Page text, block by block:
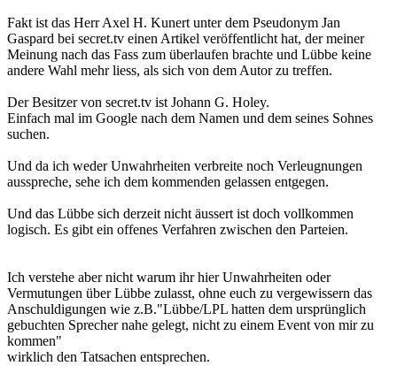
Fakt ist das Herr Axel H. Kunert unter dem Pseudonym Jan
Gaspard bei secret.tv einen Artikel veröffentlicht hat, der meiner
Meinung nach das Fass zum überlaufen brachte und Lübbe keine
andere Wahl mehr liess, als sich von dem Autor zu treffen.
Der Besitzer von secret.tv ist Johann G. Holey.
Einfach mal im Google nach dem Namen und dem seines Sohnes
suchen.
Und da ich weder Unwahrheiten verbreite noch Verleugnungen
ausspreche, sehe ich dem kommenden gelassen entgegen.
Und das Lübbe sich derzeit nicht äussert ist doch vollkommen
logisch. Es gibt ein offenes Verfahren zwischen den Parteien.
Ich verstehe aber nicht warum ihr hier Unwahrheiten oder
Vermutungen über Lübbe zulasst, ohne euch zu vergewissern das
Anschuldigungen wie z.B."Lübbe/LPL hatten dem ursprünglich
gebuchten Sprecher nahe gelegt, nicht zu einem Event von mir zu
kommen"
wirklich den Tatsachen entsprechen.